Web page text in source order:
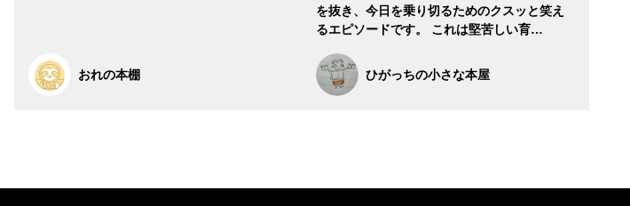
おれの本棚
を抜き、今日を乗り切るためのクスッと笑え
るエピソードです。 これは堅苦しい育…
ひがっちの小さな本屋